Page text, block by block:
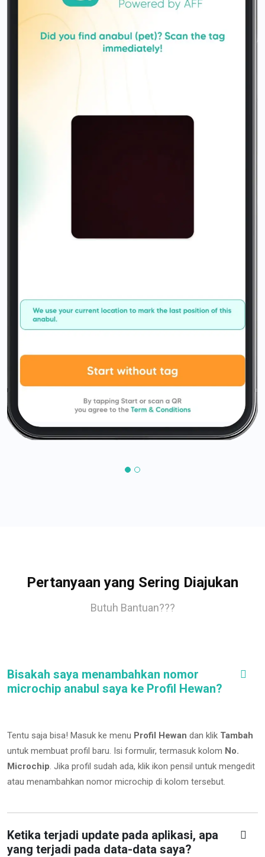
Pertanyaan yang Sering Diajukan
Butuh Bantuan???
Bisakah saya menambahkan nomor
microchip anabul saya ke Profil Hewan?
Tentu saja bisa! Masuk ke menu Profil Hewan dan klik Tambah
untuk membuat profil baru. Isi formulir, termasuk kolom No.
Microchip. Jika profil sudah ada, klik ikon pensil untuk mengedit
atau menambahkan nomor microchip di kolom tersebut.
Ketika terjadi update pada aplikasi, apa
yang terjadi pada data-data saya?